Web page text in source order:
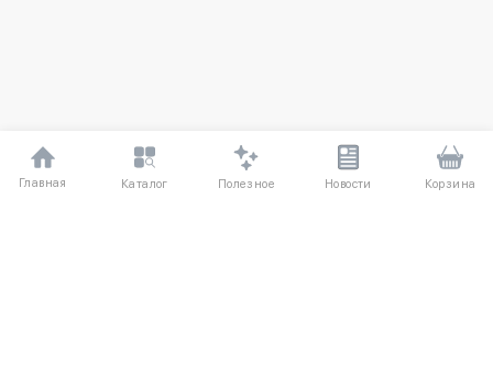
Главная Каталог Полезное Новости Корзина